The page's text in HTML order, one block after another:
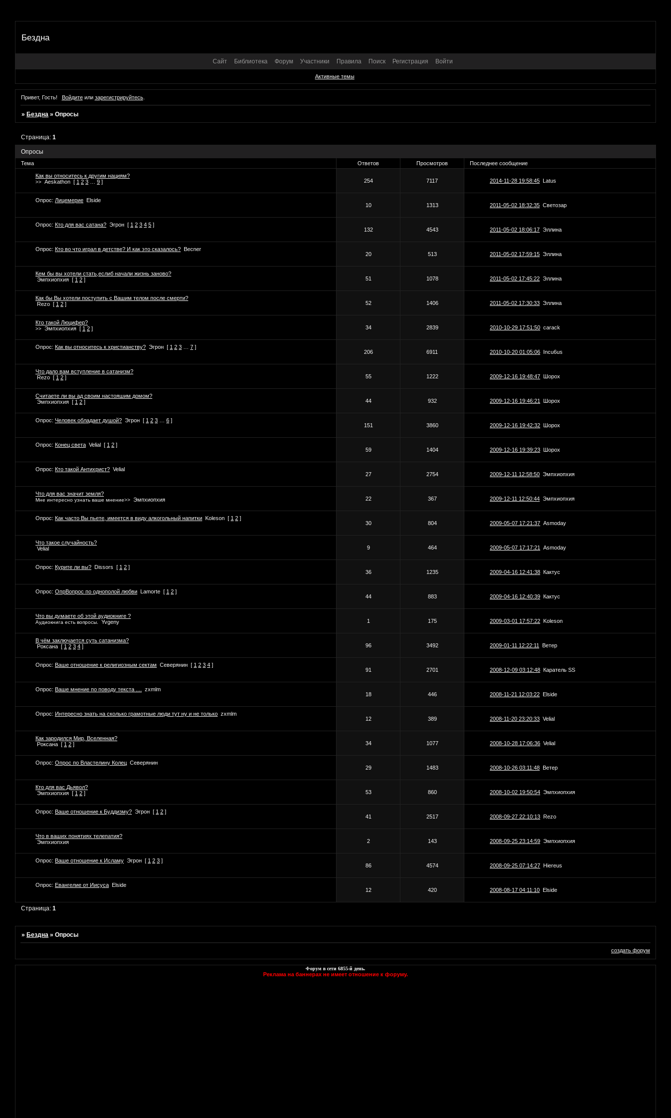
Бездна
Сайт Библиотека Форум Участники Правила Поиск Регистрация Войти
Активные темы
Привет, Гость! Войдитеили зарегистрируйтесь.
»Бездна »Опросы
Опросы
Страница:1
Тема Ответов Просмотров Последнее сообщение
Как вы относитесь к другим нациям?
>> Aeskathon [ 1 2 3 9 ] 254 7117 2014-11-28 19:58:45 Latus
Опрос: Лицемерие
Elside
10
1313 2011-05-02 18:32:35 Светозар
Опрос: Кто для вас сатана? Эгрон [ 1 2 3 4 5 ]
132
4543 2011-05-02 18:06:17 Эллина
Опрос: Кто во что играл в детстве? И как это сказалось?
Becner
20
513 2011-05-02 17:59:15 Эллина
Кем бы вы хотели стать,еслиб начали жизнь заново?
Эмпхиопхия [ 1 2 ] 51 1078 2011-05-02 17:45:22 Эллина
Как бы Вы хотели поступить с Вашим телом после смерти?
Rezo [ 1 2 ] 52 1406 2011-05-02 17:30:33 Эллина
Кто такой Люцифер?
>> Эмпхиопхия [ 1 2 ] 34 2839 2010-10-29 17:51:50 carack
Опрос: Как вы относитесь к христианству? Эгрон [ 1 2 3 7 ]
206
6911 2010-10-20 01:05:06 Incu6us
Что дало вам вступление в сатанизм?
Rezo [ 1 2 ] 55 1222 2009-12-16 19:48:47 Шорох
Считаете ли вы ад своим настояшим домом?
Эмпхиопхия [ 1 2 ] 44 932 2009-12-16 19:46:21 Шорох
Опрос: Человек обладает душой? Эгрон [ 1 2 3 6 ]
151
3860 2009-12-16 19:42:32 Шорох
Опрос: Конец света Velial [ 1 2 ]
59
1404 2009-12-16 19:39:23 Шорох
Опрос: Кто такой Антихрист? Velial
27
2754 2009-12-11 12:58:50 Эмпхиопхия
Что для вас значит земля?
Мне интересно узнать ваше мнение>> Эмпхиопхия 22 367 2009-12-11 12:50:44 Эмпхиопхия
Опрос: Как часто Вы пьете, имеется в виду алкогольный напитки Koleson [ 1 2 ]
30
804 2009-05-07 17:21:37 Asmoday
Что такое случайность?
Velial
9 464 2009-05-07 17:17:21 Asmoday
Опрос: Курите ли вы? Dissors [ 1 2 ]
36
1235 2009-04-16 12:41:38 Кактус
Опрос: ОпрВопрос по однополой любви Lamorte [ 1 2 ]
44
883 2009-04-16 12:40:39 Кактус
Что вы думаете об этой аудиокниге ?
Аудиокнига есть вопросы. Yvgeny 1 175 2009-03-01 17:57:22 Koleson
В чём заключается суть сатанизма?
Роксана [ 1 2 3 4 ] 96 3492 2009-01-11 12:22:11 Ветер
Опрос: Ваше отношение к религиозным сектам Северянин [ 1 2 3 4 ]
91
2701 2008-12-09 03:12:48 Каратель SS
Опрос: Ваше мнение по поводу текста ....
zxmlm
18
446 2008-11-21 12:03:22 Elside
Опрос: Интересно знать на сколько грамотные люди тут ну и не только zxmlm
12
389 2008-11-20 23:20:33 Velial
Как зародился Мир, Вселенная?
Роксана [ 1 2 ] 34 1077 2008-10-28 17:06:36 Velial
Опрос: Опрос по Властелину Колец Северянин
29
1483 2008-10-26 03:11:48 Ветер
Кто для вас Дьявол?
Эмпхиопхия [ 1 2 ] 53 860 2008-10-02 19:50:54 Эмпхиопхия
Опрос: Ваше отношение к Буддизму? Эгрон [ 1 2 ]
41
2517 2008-09-27 22:10:13 Rezo
Что в ваших понятиях телепатия?
Эмпхиопхия
2 143 2008-09-25 23:14:59 Эмпхиопхия
Опрос: Ваше отношение к Исламу Эгрон [ 1 2 3 ]
86
4574 2008-09-25 07:14:27 Hiereus
Опрос: Евангелие от Иисуса
Elside
12
420 2008-08-17 04:11:10 Elside
Страница:1
»Бездна »Опросы
создать форум
Форум в сети 6855-й день.
Реклама на баннерах не имеет отношение к форуму.